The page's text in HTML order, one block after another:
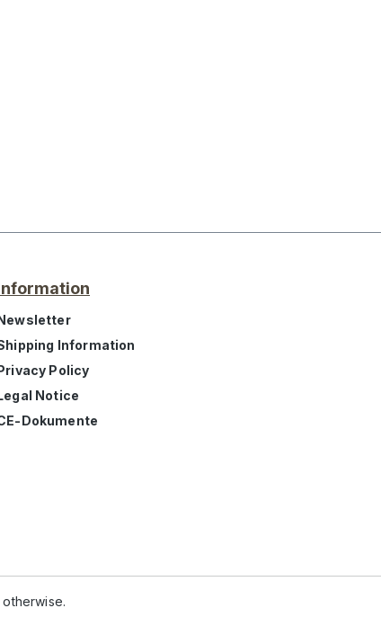
Information
Policy
Notice
Dokumente